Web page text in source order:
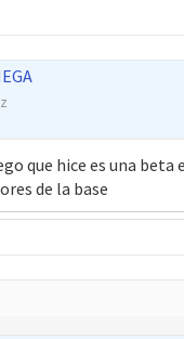
que hice es una
de la base